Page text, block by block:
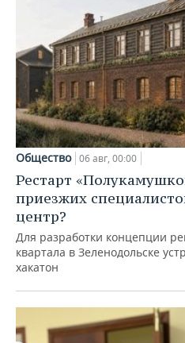
Общество 06 авг, 00:00
Рестарт
приезжих
центр?
Для разработки концепции
квартала в Зеленодольске
хакатон